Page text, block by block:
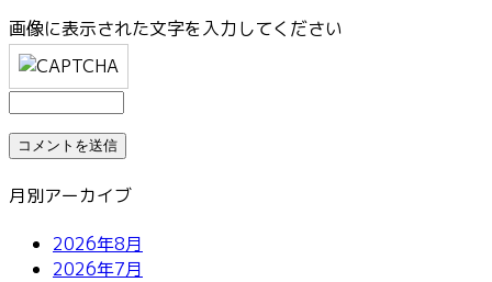
画像に表示された文字を入力してください
月別アーカイブ
2026年8月
2026年7月